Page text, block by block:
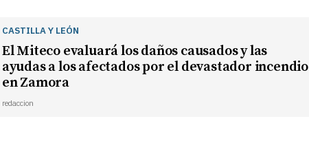
CASTILLA Y LEÓN
El Miteco evaluará los daños causados y las
ayudas a los afectados por el devastador incendio
en Zamora
redaccion